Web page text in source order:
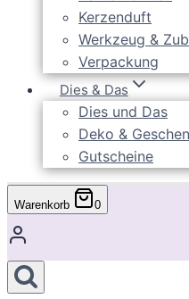
Kerzenduft
Werkzeug &
Verpackung
Dies & Das
Dies und Das
Deko &
Gutscheine
Warenkorb 0